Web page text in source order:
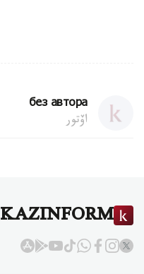
без автора
اۆتور
KAZINFORM